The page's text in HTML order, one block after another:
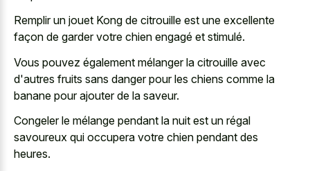
Remplir un jouet Kong de citrouille est une excellente
façon de garder votre chien engagé et stimulé.
Vous pouvez également mélanger la citrouille avec
d'autres fruits sans danger pour les chiens comme la
banane pour ajouter de la saveur.
Congeler le mélange pendant la nuit est un régal
savoureux qui occupera votre chien pendant des
heures.